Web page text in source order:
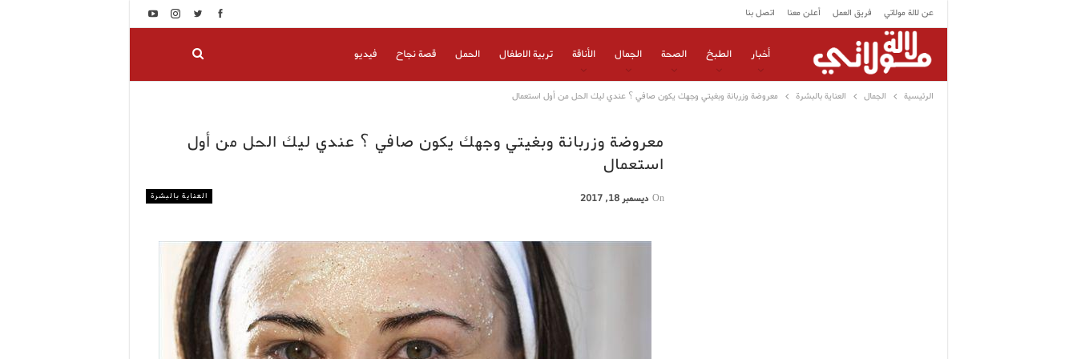
عن لالة مولاتي فريق العمل أعلن معنا اتصل بنا
أخبار الطبخ الصحة الجمال الأناقة تربية الاطفال الحمل قصة نجاح فيديو
الرئيسية الجمال العناية بالبشرة معروضة وزربانة وبغيتي وجهك يكون صافي ؟ عندي ليك الحل من أول استعمال
معروضة وزربانة وبغيتي وجهك يكون صافي ؟ عندي ليك الحل من أول
استعمال
العناية بالبشرة On ديسمبر 18, 2017